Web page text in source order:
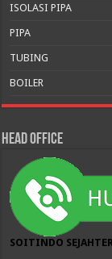
ISOLASI PIPA
PIPA
TUBING
BOILER
HEAD OFFICE
SOITINDO